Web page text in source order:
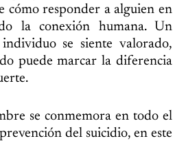
cómo responder a alguien en
la conexión humana. Un
se siente valorado,
puede marcar la diferencia
se conmemora en todo el
del suicidio, en este